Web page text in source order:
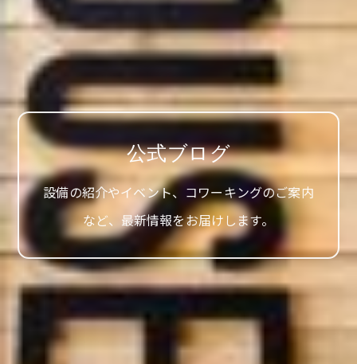
公式ブログ
設備の紹介やイベント、コワーキングのご案内
など、最新情報をお届けします。